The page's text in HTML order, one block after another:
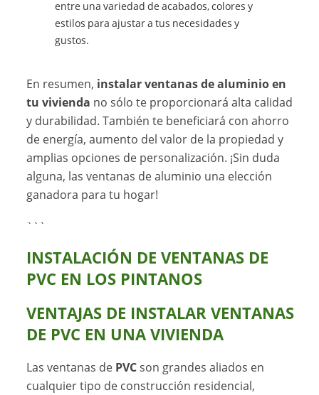
entre una variedad de acabados, colores y
estilos para ajustar a tus necesidades y
gustos.
En resumen, instalar ventanas de aluminio en
tu vivienda no sólo te proporcionará alta calidad
y durabilidad. También te beneficiará con ahorro
de energía, aumento del valor de la propiedad y
amplias opciones de personalización. ¡Sin duda
alguna, las ventanas de aluminio una elección
ganadora para tu hogar!
```
INSTALACIÓN DE VENTANAS DE
PVC EN LOS PINTANOS
VENTAJAS DE INSTALAR VENTANAS
DE PVC EN UNA VIVIENDA
Las ventanas de PVCson grandes aliados en
cualquier tipo de construcción residencial,